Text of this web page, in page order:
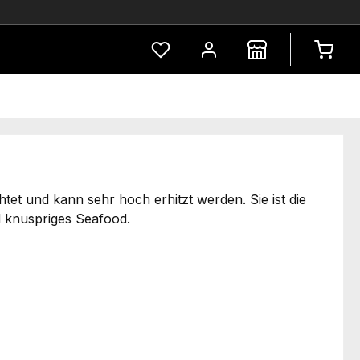
Du hast 0 Produkte auf dem
und kann sehr hoch erhitzt werden. Sie ist die
Seafood.